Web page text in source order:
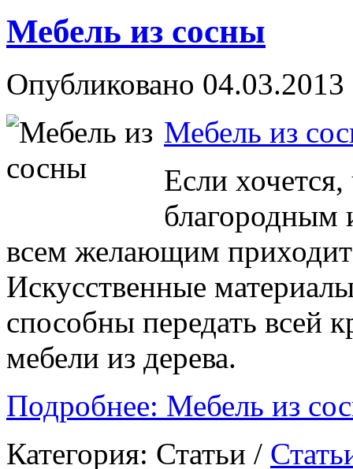
Мебель из сосны
Опубликовано
Мебель из
Если
благородным
всем желающим приходит
Искусственные
способны передать всей
мебели из дерева.
Подробнее: Мебель из
Категория: Статьи /